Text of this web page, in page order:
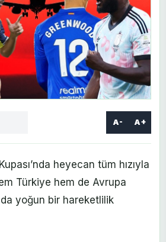
A- A+
heyecan tüm hızıyla
Türkiye hem de Avrupa
yoğun bir hareketlilik